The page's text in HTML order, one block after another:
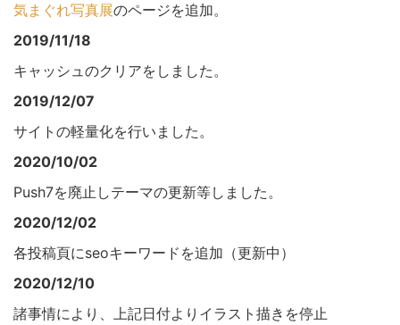
気まぐれ写真展のページを追加。
2019/11/18
キャッシュのクリアをしました。
2019/12/07
サイトの軽量化を行いました。
2020/10/02
Push7を廃止しテーマの更新等しました。
2020/12/02
各投稿頁にseoキーワードを追加（更新中）
2020/12/10
諸事情により、上記日付よりイラスト描きを停止